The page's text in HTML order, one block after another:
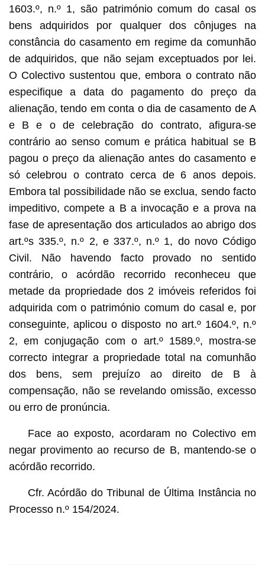
1603.º, n.º 1, são património comum do casal os
bens adquiridos por qualquer dos cônjuges na
constância do casamento em regime da comunhão
de adquiridos, que não sejam exceptuados por lei.
O Colectivo sustentou que, embora o contrato não
especifique a data do pagamento do preço da
alienação, tendo em conta o dia de casamento de A
e B e o de celebração do contrato, afigura-se
contrário ao senso comum e prática habitual se B
pagou o preço da alienação antes do casamento e
só celebrou o contrato cerca de 6 anos depois.
Embora tal possibilidade não se exclua, sendo facto
impeditivo, compete a B a invocação e a prova na
fase de apresentação dos articulados ao abrigo dos
art.ºs 335.º, n.º 2, e 337.º, n.º 1, do novo Código
Civil. Não havendo facto provado no sentido
contrário, o acórdão recorrido reconheceu que
metade da propriedade dos 2 imóveis referidos foi
adquirida com o património comum do casal e, por
conseguinte, aplicou o disposto no art.º 1604.º, n.º
2, em conjugação com o art.º 1589.º, mostra-se
correcto integrar a propriedade total na comunhão
dos bens, sem prejuízo ao direito de B à
compensação, não se revelando omissão, excesso
ou erro de pronúncia.
Face ao exposto, acordaram no Colectivo em
negar provimento ao recurso de B, mantendo-se o
acórdão recorrido.
Cfr. Acórdão do Tribunal de Última Instância no
Processo n.º 154/2024.